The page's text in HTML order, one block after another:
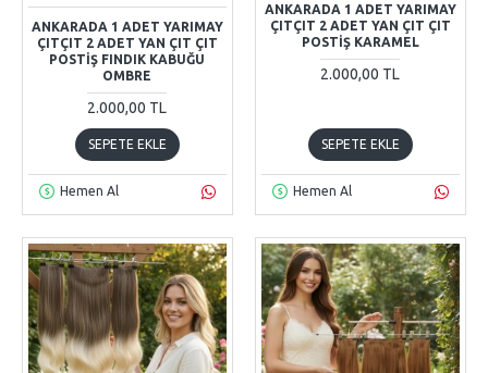
ANKARADA 1 ADET YARIMAY
ÇITÇIT 2 ADET YAN ÇIT ÇIT
POSTIŞ FINDIK KABUĞU
OMBRE
2.000,00 TL
SEPETE EKLE
Hemen Al
ANKARADA 1 ADET YARIMAY
ÇITÇIT 2 ADET YAN ÇIT ÇIT
POSTIŞ KARAMEL
2.000,00 TL
SEPETE EKLE
Hemen Al